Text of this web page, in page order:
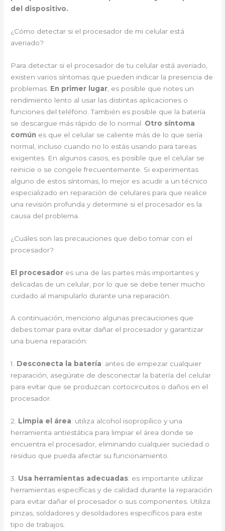
del dispositivo.
¿Cómo detectar si el procesador de mi celular está
averiado?
Para detectar si el procesador de tu celular está averiado,
existen varios síntomas que pueden indicar la presencia de
problemas. En primer lugar , es posible que notes un
rendimiento lento al usar las distintas aplicaciones o
funciones del teléfono. También es posible que la batería
se descargue más rápido de lo normal. Otro síntoma
común es que el celular se caliente más de lo que sería
normal, incluso cuando no lo estás usando para tareas
exigentes. En algunos casos, es posible que el celular se
reinicie o se congele frecuentemente. Si experimentas
alguno de estos síntomas, lo mejor es acudir a un técnico
especializado en reparación de celulares para que realice
una revisión profunda y determine si el procesador es la
causa del problema.
¿Cuáles son las precauciones que debo tomar con el
procesador?
El procesador es una de las partes más importantes y
delicadas de un celular, por lo que se debe tener mucho
cuidado al manipularlo durante una reparación.
A continuación, menciono algunas precauciones que
debes tomar para evitar dañar el procesador y garantizar
una buena reparación:
1. Desconecta la batería: antes de empezar cualquier
reparación, asegúrate de desconectar la batería del celular
para evitar que se produzcan cortocircuitos o daños en el
procesador.
2. Limpia el área: utiliza alcohol isopropílico y una
herramienta antiestática para limpiar el área donde se
encuentra el procesador, eliminando cualquier suciedad o
residuo que pueda afectar su funcionamiento.
3. Usa herramientas adecuadas: es importante utilizar
herramientas específicas y de calidad durante la reparación
para evitar dañar el procesador o sus componentes. Utiliza
pinzas, soldadores y desoldadores específicos para este
tipo de trabajos.